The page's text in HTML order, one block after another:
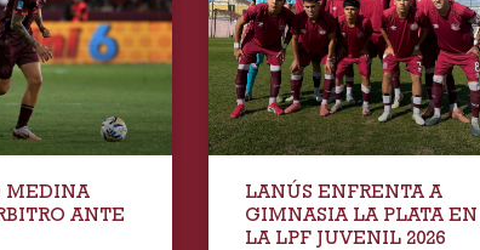
MEDINA
ANTE
LANÚS ENFRENTA A
GIMNASIA LA PLATA EN
LA LPF JUVENIL 2026